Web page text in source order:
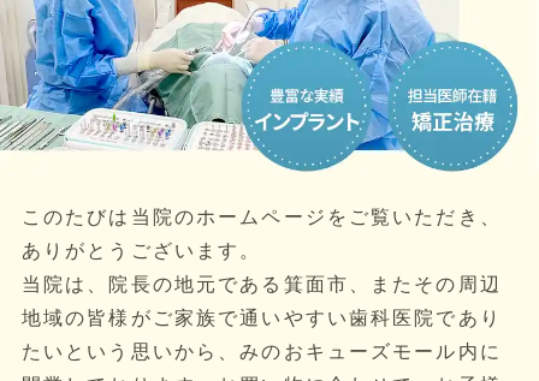
このたびは当院のホームページをご覧いただき、
ありがとうございます。
当院は、院長の地元である箕面市、またその周辺
地域の皆様がご家族で通いやすい歯科医院であり
たいという思いから、みのおキューズモール内に